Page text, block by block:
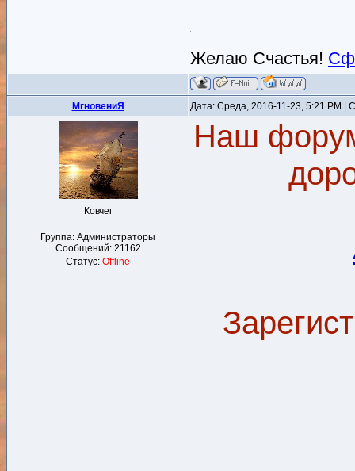
Желаю Счастья!
MгновениЯ Дата: Среда, 2016-11-23, 5:21 PM |
Ковчег
Группа: Администраторы
Сообщений: 21162
Статус: Offline
Наш